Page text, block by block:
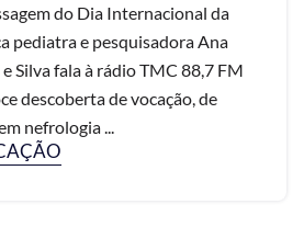
do Dia Internacional da
pediatra e pesquisadora Ana
Silva fala à rádio TMC 88,7 FM
descoberta de vocação, de
nefrologia ...